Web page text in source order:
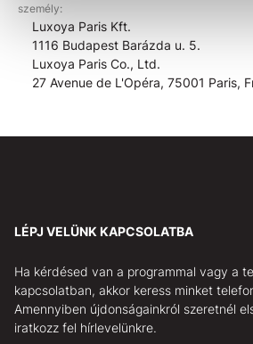
személy:
Luxoya Paris Kft.
1116 Budapest Barázda u. 5.
Luxoya Paris Co., Ltd.
27 Avenue de L'Opéra, 75001 Paris,
LÉPJ VELÜNK KAPCSOLATBA
Ha kérdésed van a programmal vagy a
kapcsolatban, akkor keress minket
Amennyiben újdonságainkról szeretnél
iratkozz fel hírlevelünkre.